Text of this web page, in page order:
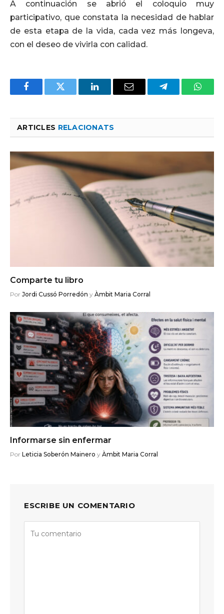
A continuación se abrió el coloquio muy
participativo, que constata la necesidad de hablar
de esta etapa de la vida, cada vez más longeva,
con el deseo de vivirla con calidad.
FacebookTwitter LinkedInEmail Telegram
ARTICLES RELACIONATS
Comparte tu libro
Por Jordi Cussó Porredón y Àmbit Maria Corral
Informarse sin enfermar
Por Leticia Soberón Mainero y Àmbit Maria Corral
ESCRIBE UN COMENTARIO